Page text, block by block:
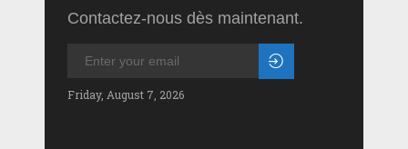
Contactez-nous dès maintenant.
Friday, August 7, 2026